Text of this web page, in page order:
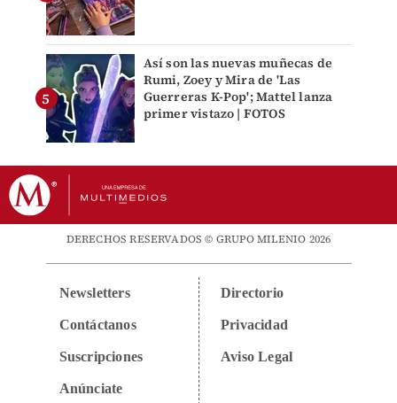
Así son las nuevas muñecas de
Rumi, Zoey y Mira de 'Las
Guerreras K-Pop'; Mattel lanza
primer vistazo | FOTOS
DERECHOS RESERVADOS © GRUPO MILENIO 2026
Newsletters
Contáctanos
Suscripciones
Anúnciate
Directorio
Privacidad
Aviso Legal